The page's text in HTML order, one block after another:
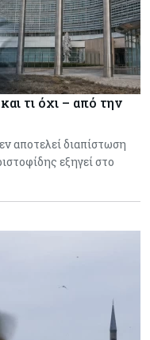
τι όχι – από την
αποτελεί διαπίστωση
εξηγεί στο